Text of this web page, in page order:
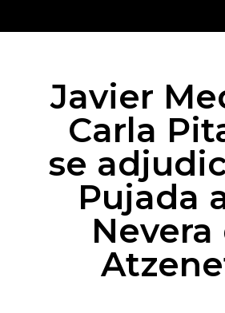
Javier
Carla
se
Pujada
Nevera